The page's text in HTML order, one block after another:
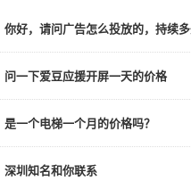
你好，请问广告怎么投放的，持续
问一下爱豆应援开屏一天的价格
是一个电梯一个月的价格吗？
深圳知名和你联系